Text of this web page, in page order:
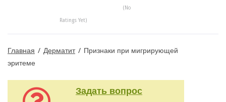
(No
Ratings Yet)
Главная / Дерматит / Признаки при мигрирующей
эритеме
Задать вопрос